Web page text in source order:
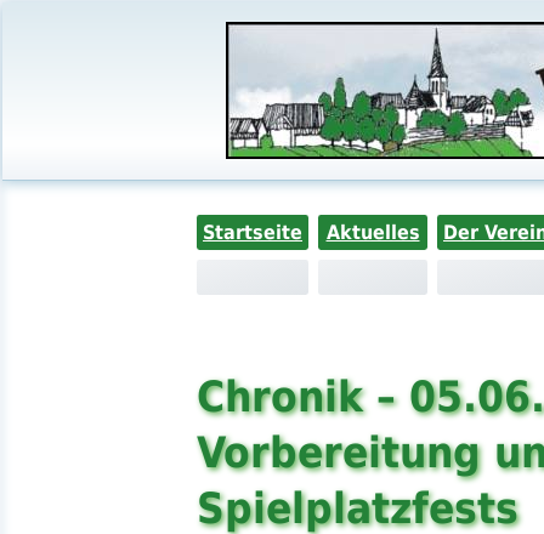
Startseite Aktuelles Der
Chronik –
Vorbereitung
Spielplatzfests